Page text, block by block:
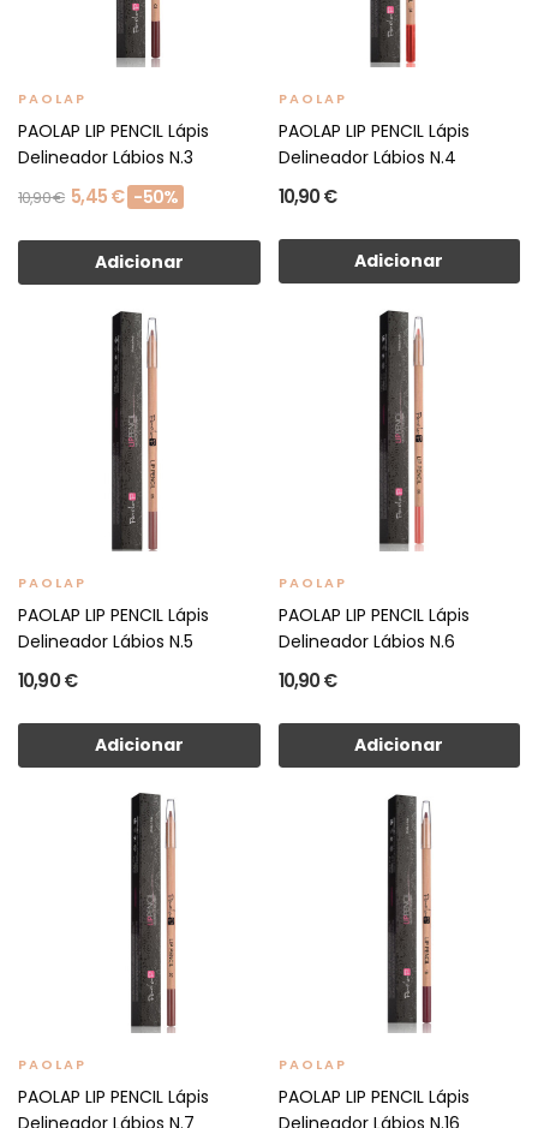
PAOLAP
PAOLAP LIP PENCIL Lápis
Delineador Lábios N.3
10,90 € 5,45 € -50%
Adicionar
PAOLAP
PAOLAP LIP PENCIL Lápis
Delineador Lábios N.4
10,90 €
Adicionar
PAOLAP
PAOLAP LIP PENCIL Lápis
Delineador Lábios N.5
10,90 €
Adicionar
PAOLAP
PAOLAP LIP PENCIL Lápis
Delineador Lábios N.6
10,90 €
Adicionar
PAOLAP
PAOLAP LIP PENCIL Lápis
Delineador Lábios N.7
PAOLAP
PAOLAP LIP PENCIL Lápis
Delineador Lábios N.16